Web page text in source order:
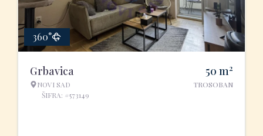
360°
Grbavica
NOVI SAD
ŠIFRA: #573149
50 m2
TROSOBAN